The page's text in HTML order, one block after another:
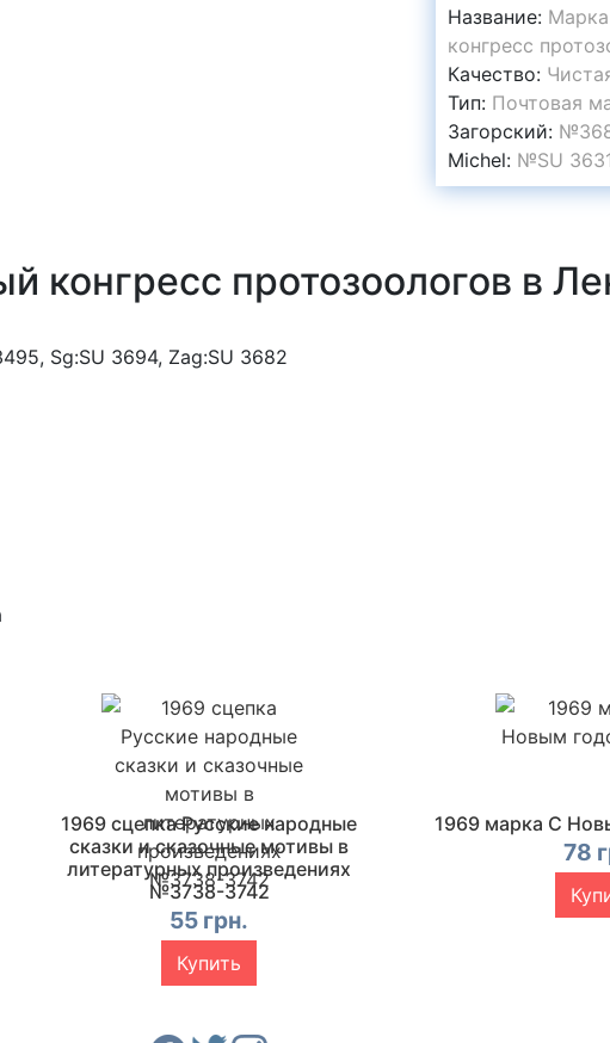
Название:
конгресс
Качество:
Тип: Почтовая
Загорский:
Michel: №SU
протозоологов в
Sg:SU 3694, Zag:SU 3682
1969 сцепка Русские народные
сказки и сказочные мотивы в
литературных произведениях
№3738-3742
55 грн.
Купить
1969 марка С
78